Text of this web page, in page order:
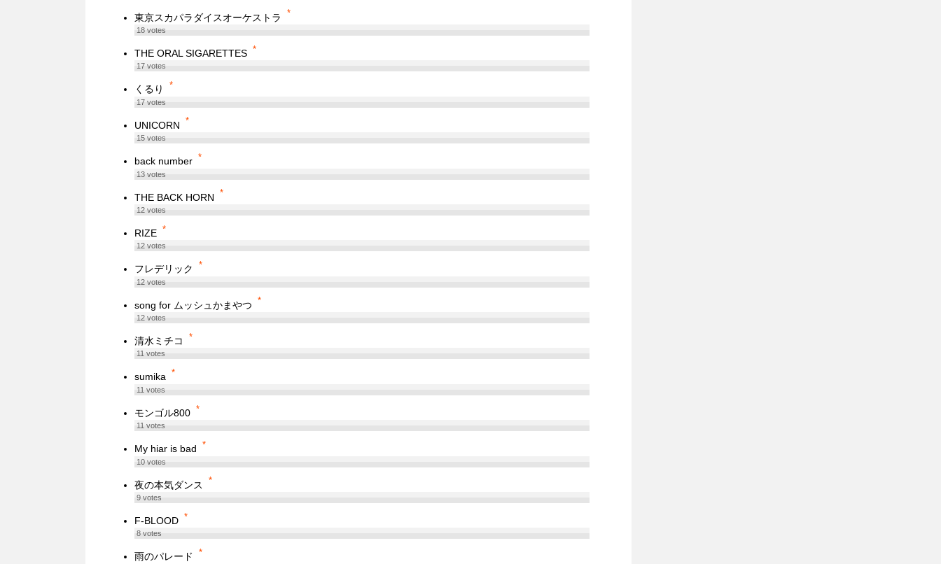
東京スカパラダイスオーケストラ *
18votes
THE ORAL SIGARETTES *
17votes
くるり *
17votes
UNICORN *
15votes
back number *
13votes
THE BACK HORN *
12votes
RIZE *
12votes
フレデリック *
12votes
song for ムッシュかまやつ *
12votes
清水ミチコ *
11votes
sumika *
11votes
モンゴル800 *
11votes
My hiar is bad *
10votes
夜の本気ダンス *
9votes
F-BLOOD *
8votes
雨のパレード *